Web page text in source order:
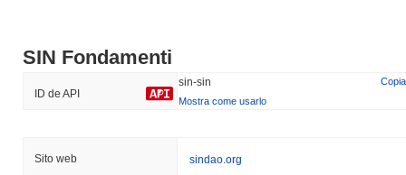
SIN Fondamenti
ID de API
sin-sin
Copia
Mostra come usarlo
Sito web sindao.org